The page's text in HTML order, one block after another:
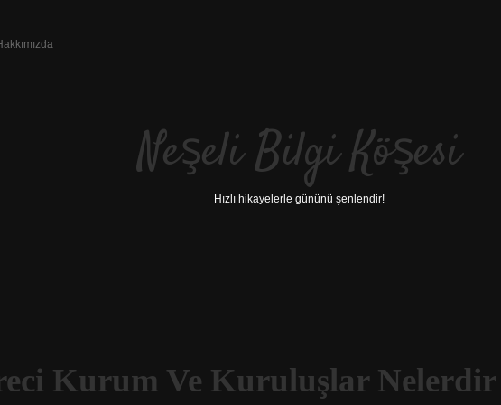
Neşeli Bilgi Köşesi
Hızlı hikayelerle gününü şenlendir!
Kurum Ve Kuruluşlar Nelerdir